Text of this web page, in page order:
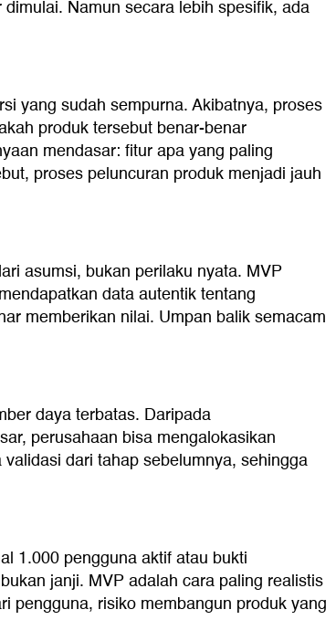
Namun secara lebih spesifik, ada
yang sudah sempurna. Akibatnya, proses
produk tersebut benar-benar
mendasar: fitur apa yang paling
proses peluncuran produk menjadi jauh
asumsi, bukan perilaku nyata. MVP
data autentik tentang
memberikan nilai. Umpan balik semacam
daya terbatas. Daripada
perusahaan bisa mengalokasikan
dari tahap sebelumnya, sehingga
1.000 pengguna aktif atau bukti
janji. MVP adalah cara paling realistis
pengguna, risiko membangun produk yang